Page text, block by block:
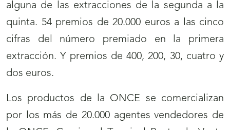
alguna de las extracciones de la segunda a la
quinta. 54 premios de 20.000 euros a las cinco
cifras del número premiado en la primera
extracción. Y premios de 400, 200, 30, cuatro y
dos euros.
Los productos de la ONCE se comercializan
por los más de 20.000 agentes vendedores de